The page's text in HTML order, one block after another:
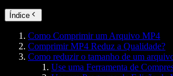
Índice
Como Comprimir um Arquivo MP4
Comprimir MP4 Reduz a Qualidade?
Como reduzir o tamanho de um
Use uma Ferramenta de